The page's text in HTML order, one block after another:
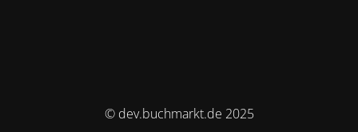
© dev.buchmarkt.de 2025